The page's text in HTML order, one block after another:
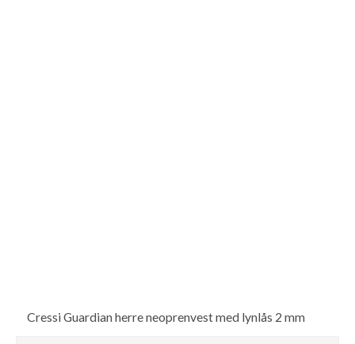
Cressi Guardian herre neoprenvest med lynlås 2 mm